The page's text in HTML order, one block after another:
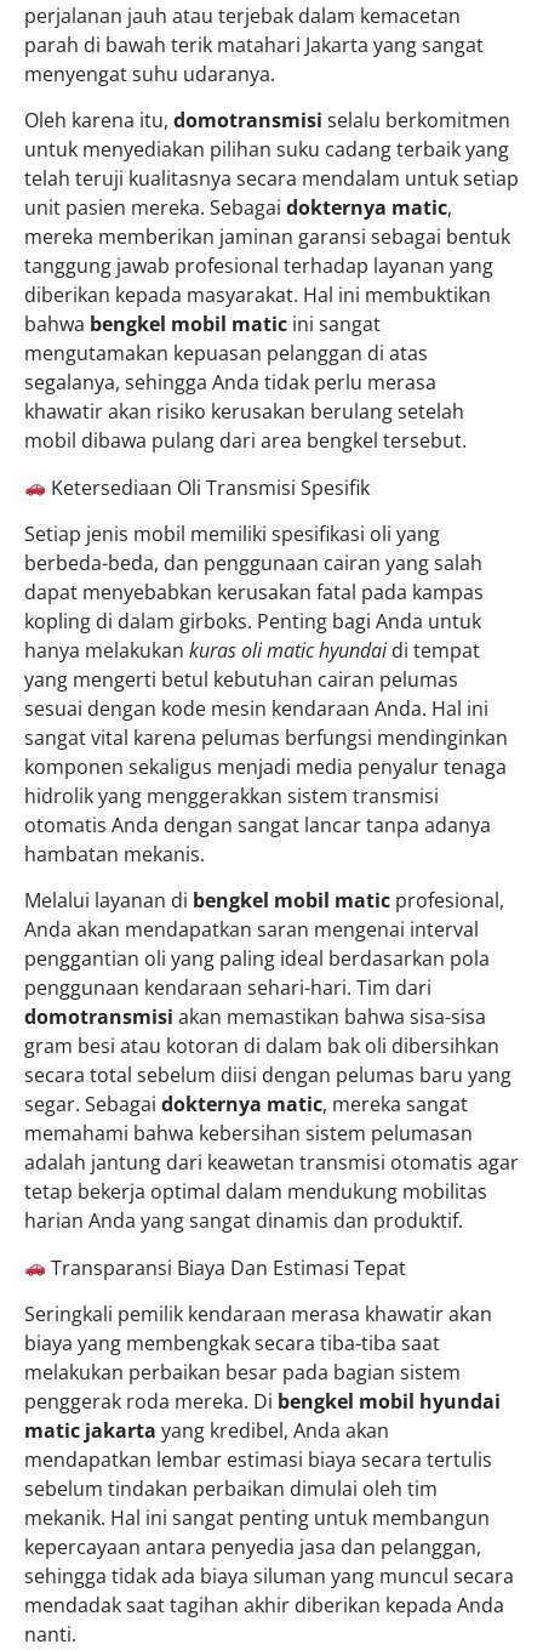
perjalanan jauh atau terjebak dalam kemacetan
parah di bawah terik matahari Jakarta yang sangat
menyengat suhu udaranya.
Oleh karena itu, domotransmisi selalu berkomitmen
untuk menyediakan pilihan suku cadang terbaik yang
telah teruji kualitasnya secara mendalam untuk setiap
unit pasien mereka. Sebagai dokternya matic,
mereka memberikan jaminan garansi sebagai bentuk
tanggung jawab profesional terhadap layanan yang
diberikan kepada masyarakat. Hal ini membuktikan
bahwa bengkel mobil matic ini sangat
mengutamakan kepuasan pelanggan di atas
segalanya, sehingga Anda tidak perlu merasa
khawatir akan risiko kerusakan berulang setelah
mobil dibawa pulang dari area bengkel tersebut.
Ketersediaan Oli Transmisi Spesifik
Setiap jenis mobil memiliki spesifikasi oli yang
berbeda-beda, dan penggunaan cairan yang salah
dapat menyebabkan kerusakan fatal pada kampas
kopling di dalam girboks. Penting bagi Anda untuk
hanya melakukan kuras oli matic hyundai di tempat
yang mengerti betul kebutuhan cairan pelumas
sesuai dengan kode mesin kendaraan Anda. Hal ini
sangat vital karena pelumas berfungsi mendinginkan
komponen sekaligus menjadi media penyalur tenaga
hidrolik yang menggerakkan sistem transmisi
otomatis Anda dengan sangat lancar tanpa adanya
hambatan mekanis.
Melalui layanan di bengkel mobil matic profesional,
Anda akan mendapatkan saran mengenai interval
penggantian oli yang paling ideal berdasarkan pola
penggunaan kendaraan sehari-hari. Tim dari
domotransmisi akan memastikan bahwa sisa-sisa
gram besi atau kotoran di dalam bak oli dibersihkan
secara total sebelum diisi dengan pelumas baru yang
segar. Sebagai dokternya matic, mereka sangat
memahami bahwa kebersihan sistem pelumasan
adalah jantung dari keawetan transmisi otomatis agar
tetap bekerja optimal dalam mendukung mobilitas
harian Anda yang sangat dinamis dan produktif.
Transparansi Biaya Dan Estimasi Tepat
Seringkali pemilik kendaraan merasa khawatir akan
biaya yang membengkak secara tiba-tiba saat
melakukan perbaikan besar pada bagian sistem
penggerak roda mereka. Di bengkel mobil hyundai
matic jakarta yang kredibel, Anda akan
mendapatkan lembar estimasi biaya secara tertulis
sebelum tindakan perbaikan dimulai oleh tim
mekanik. Hal ini sangat penting untuk membangun
kepercayaan antara penyedia jasa dan pelanggan,
sehingga tidak ada biaya siluman yang muncul secara
mendadak saat tagihan akhir diberikan kepada Anda
nanti.